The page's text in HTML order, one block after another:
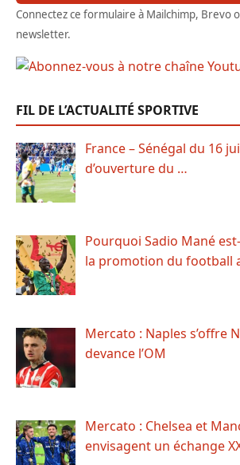
Connectez ce formulaire à Mailchimp, Brevo
newsletter.
FIL DE L’ACTUALITÉ SPORTIVE
France – Sénégal du 16
d’ouverture du …
Pourquoi Sadio Mané
la promotion du football
Mercato : Naples s’offre
devance l’OM
Mercato : Chelsea et
envisagent un échange